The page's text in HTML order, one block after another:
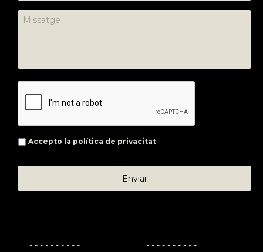
Accepto la política de privacitat
- - - - - - - - - -
- - - - - - - - - -